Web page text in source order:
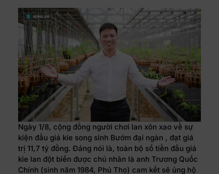
Ngày 1/8, cộng đồng người chơi lan xôn xao về sự
kiện đấu giá kie song sinh Bướm đại ngàn , đạt giá
trị 11,7 tỷ đồng. Đáng nói là, toàn bộ số tiền đấu giá
kie lan đột biến được chủ nhân là anh Trương Quốc
Chính (sinh năm 1984, Phú Thọ) cam kết sẽ ủng hộ